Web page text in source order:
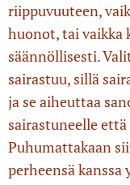
riippuvuuteen,
huonot, tai vaikka
säännöllisesti.
sairastuu, sillä
ja se aiheuttaa
sairastuneelle
Puhumattakaan
perheensä